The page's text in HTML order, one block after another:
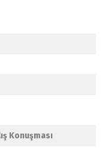
Konuşması